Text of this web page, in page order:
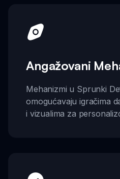
Angažovani
Mehanizmi u Sprunki
omogućavaju igračima
i vizualima za